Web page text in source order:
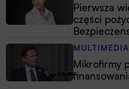
Pierwsza
części
MULTIMEDIA
Mikrofirmy